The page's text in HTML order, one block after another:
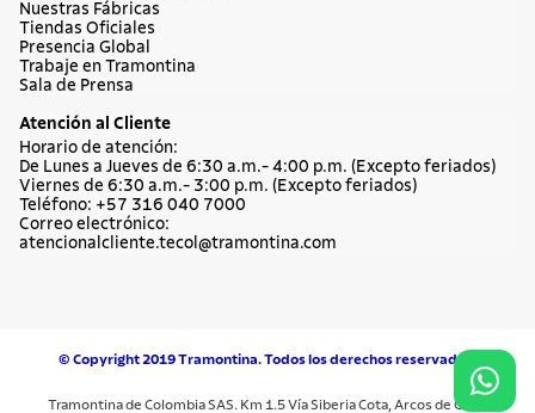
Nuestras Fábricas
Tiendas Oficiales
Presencia Global
Trabaje en Tramontina
Sala de Prensa
Atención al Cliente
Horario de atención:
De Lunes a Jueves de 6:30 a.m.- 4:00 p.m. (Excepto feriados)
Viernes de 6:30 a.m.- 3:00 p.m. (Excepto feriados)
Teléfono: +57 316 040 7000
Correo electrónico:
atencionalcliente.tecol@tramontina.com
© Copyright 2019 Tramontina. Todos los derechos reservados.
Tramontina de Colombia SAS. Km 1.5 Vía Siberia Cota, Arcos de Cota,